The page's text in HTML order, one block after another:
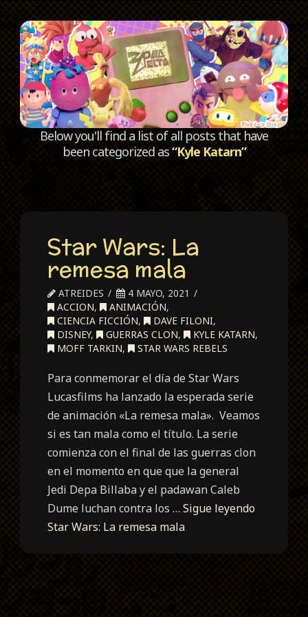
Below you'll find a list of all posts that have
been categorized as“Kyle Katarn”
Star Wars: La
remesa mala
ATREIDES
4 MAYO, 2021
ACCION, ANIMACIÓN,
CIENCIA FICCIÓN, DAVE FILONI,
DISNEY, GUERRAS CLON, KYLE KATARN,
MOFF TARKIN, STAR WARS REBELS
Para conmemorar el día de Star Wars
Lucasfilms ha lanzado la esperada serie
de animación «La remesa mala». Veamos
si es tan mala como el título. La serie
comienza con el final de las guerras clon
en el momento en que que la general
Jedi Depa Billaba y el padawan Caleb
Dume luchan contra los …Sigue leyendo
Star Wars: La remesa mala